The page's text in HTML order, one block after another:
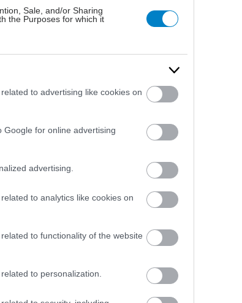
Sale, and/or Sharing
the Purposes for which it
to advertising like cookies on
Google for online advertising
advertising.
to analytics like cookies on
to functionality of the website
to personalization.
καπνίσματος.
Υγείας και η
Σπανάκης, με τη
Χρήστου
ΠΦΥ ΙΣ ΠΚ δρ
Πολιτικών
ΠΚ δρ Νίκου
θα υλοποιηθεί
Εταίροι Καινοτομίας
συγκέντρωσε τη
ντή Μήτις), δρ